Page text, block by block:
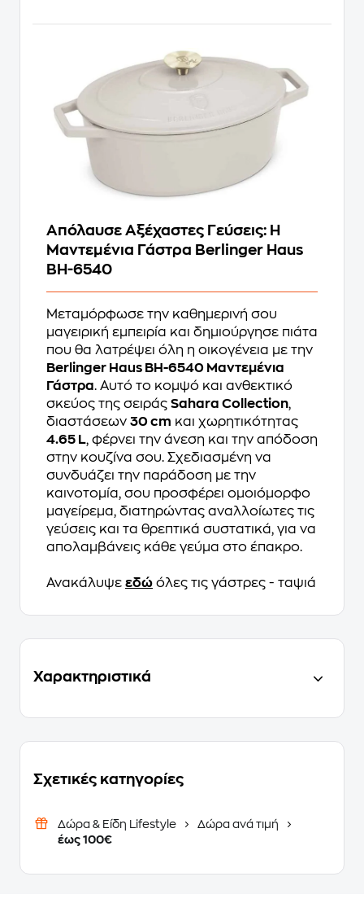
Απόλαυσε Αξέχαστες Γεύσεις: Η
Μαντεμένια Γάστρα Berlinger Haus
BH-6540
Μεταμόρφωσε την καθημερινή σου
μαγειρική εμπειρία και δημιούργησε πιάτα
που θα λατρέψει όλη η οικογένεια με την
Berlinger Haus BH-6540 Μαντεμένια
Γάστρα. Αυτό το κομψό και ανθεκτικό
σκεύος της σειράς Sahara Collection,
διαστάσεων 30 cm και χωρητικότητας
4.65 L, φέρνει την άνεση και την απόδοση
στην κουζίνα σου. Σχεδιασμένη να
συνδυάζει την παράδοση με την
καινοτομία, σου προσφέρει ομοιόμορφο
μαγείρεμα, διατηρώντας αναλλοίωτες τις
γεύσεις και τα θρεπτικά συστατικά, για να
απολαμβάνεις κάθε γεύμα στο έπακρο.
Ανακάλυψε εδώ όλες τις γάστρες - ταψιά
Χαρακτηριστικά
Σχετικές κατηγορίες
Δώρα & Είδη Lifestyle
Δώρα ανά τιμή
έως 100€